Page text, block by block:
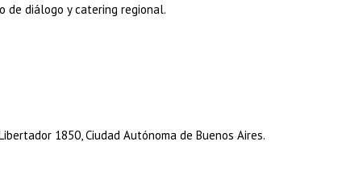
de diálogo y catering regional.
1850, Ciudad Autónoma de Buenos Aires.